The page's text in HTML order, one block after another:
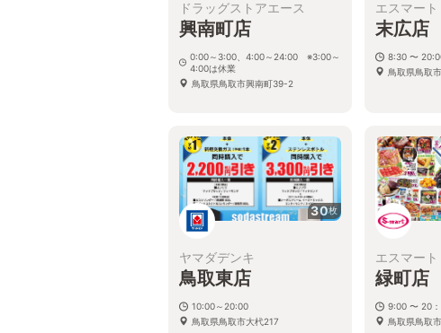
ドラッグストアエース
興南町店
0:00～3:00、4:00～24:00 ※3:00～
4:00は休業
鳥取県鳥取市興南町39-2
エスマート
末広店
8:30 〜
鳥取県鳥取
30枚
ヤマダデンキ
鳥取東店
10:00～20:00
鳥取県鳥取市大杙217
エスマート
緑町店
9:00 〜 20
鳥取県鳥取